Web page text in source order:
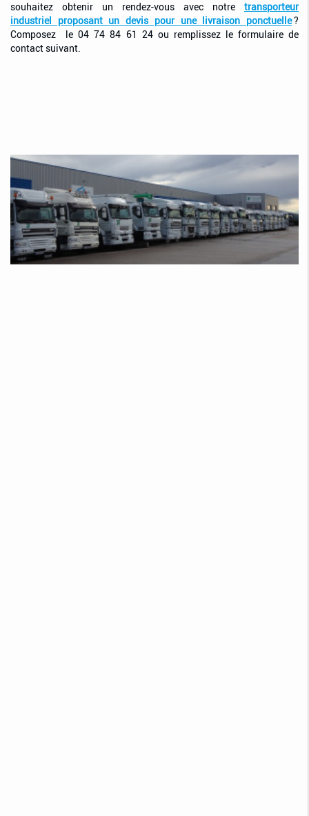
souhaitez obtenir un rendez-vous avec notre transporteur
industriel proposant un devis pour une livraison ponctuelle?
Composez le 04 74 84 61 24 ou remplissez le formulaire de
contact suivant.